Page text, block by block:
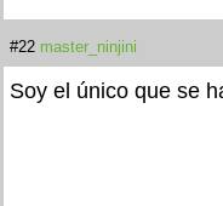
#22 master_ninjini
Soy el único que se